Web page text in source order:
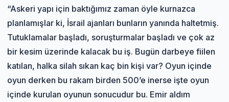
“Askeri yapı için baktığımız zaman öyle kurnazca
planlamışlar ki, İsrail ajanları bunların yanında haltetmiş.
Tutuklamalar başladı, soruşturmalar başladı ve çok az
bir kesim üzerinde kalacak bu iş. Bugün darbeye fiilen
katılan, halka silah sıkan kaç bin kişi var? Oyun içinde
oyun derken bu rakam birden 500’e inerse işte oyun
içinde kurulan oyunun sonucudur bu. Emir aldım